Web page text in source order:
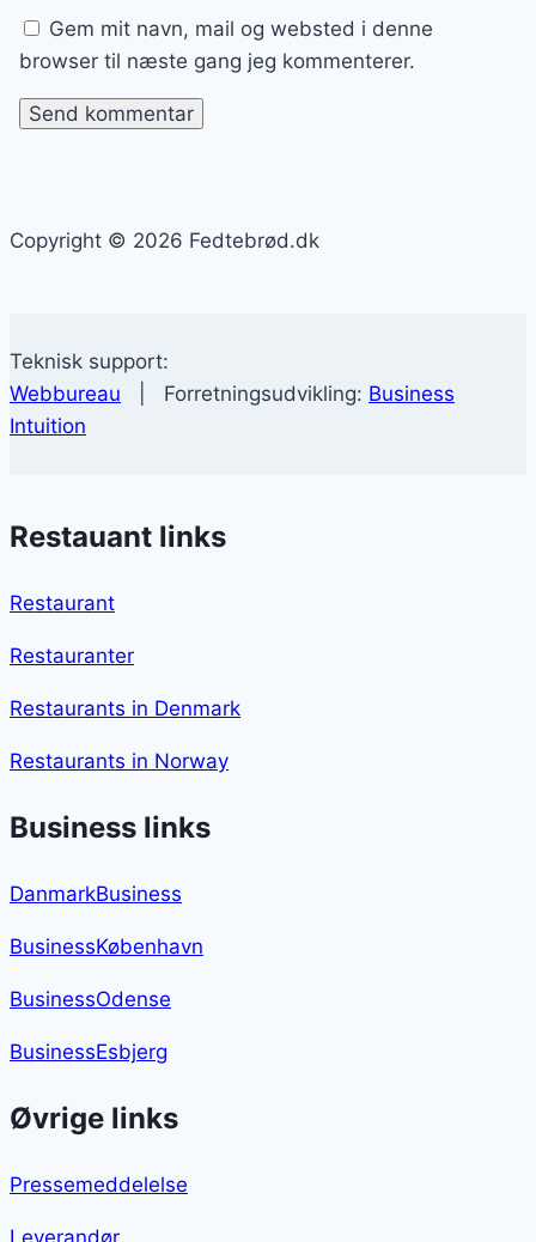
Gem mit navn, mail og websted i denne
browser til næste gang jeg kommenterer.
Copyright © 2026 Fedtebrød.dk
Teknisk support:
Webbureau | Forretningsudvikling: Business
Intuition
Restauant links
Restaurant
Restauranter
Restaurants in Denmark
Restaurants in Norway
Business links
DanmarkBusiness
BusinessKøbenhavn
BusinessOdense
BusinessEsbjerg
Øvrige links
Pressemeddelelse
Leverandør